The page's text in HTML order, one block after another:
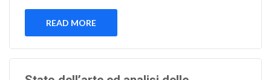
READ MORE